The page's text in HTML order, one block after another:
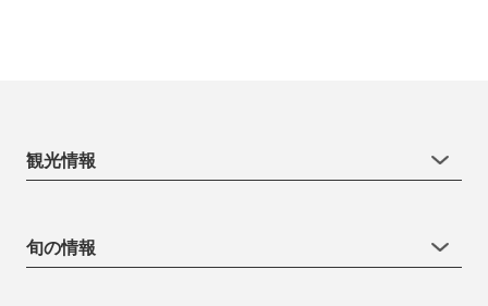
観光情報
旬の情報